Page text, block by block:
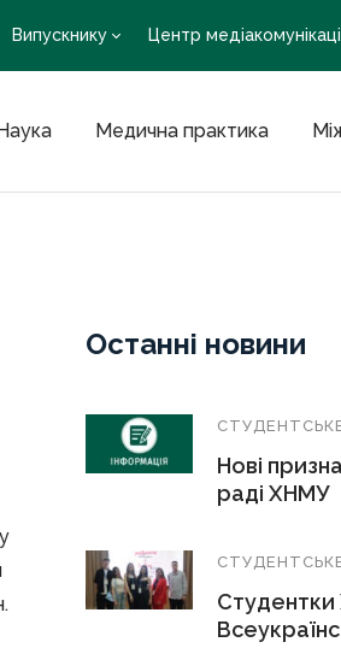
Випускнику Центр
Медична практика
Останні новини
Нові
раді ХНМУ
Студентки